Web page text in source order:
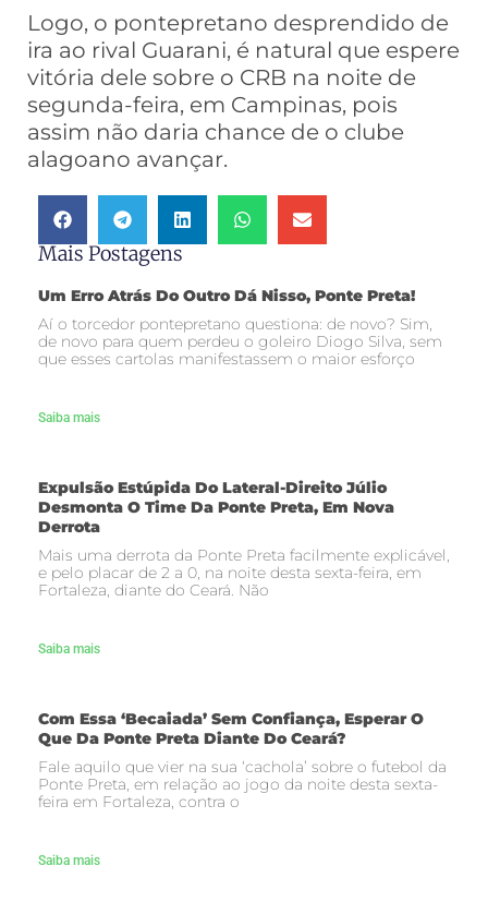
Logo, o pontepretano desprendido de
ira ao rival Guarani, é natural que espere
vitória dele sobre o CRB na noite de
segunda-feira, em Campinas, pois
assim não daria chance de o clube
alagoano avançar.
Mais Postagens
Um Erro Atrás Do Outro Dá Nisso, Ponte Preta!
Aí o torcedor pontepretano questiona: de novo? Sim,
de novo para quem perdeu o goleiro Diogo Silva, sem
que esses cartolas manifestassem o maior esforço
Saiba mais
Expulsão Estúpida Do Lateral-Direito Júlio
Desmonta O Time Da Ponte Preta, Em Nova
Derrota
Mais uma derrota da Ponte Preta facilmente explicável,
e pelo placar de 2 a 0, na noite desta sexta-feira, em
Fortaleza, diante do Ceará. Não
Saiba mais
Com Essa ‘becaiada’ Sem Confiança, Esperar O
Que Da Ponte Preta Diante Do Ceará?
Fale aquilo que vier na sua ‘cachola’ sobre o futebol da
Ponte Preta, em relação ao jogo da noite desta sexta-
feira em Fortaleza, contra o
Saiba mais